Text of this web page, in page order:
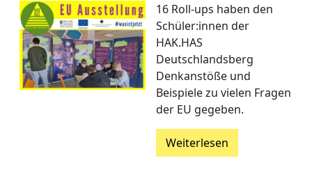
16 Roll-ups haben den
Schüler:innen der
HAK.HAS
Deutschlandsberg
Denkanstöße und
Beispiele zu vielen Fragen
der EU gegeben.
Weiterlesen